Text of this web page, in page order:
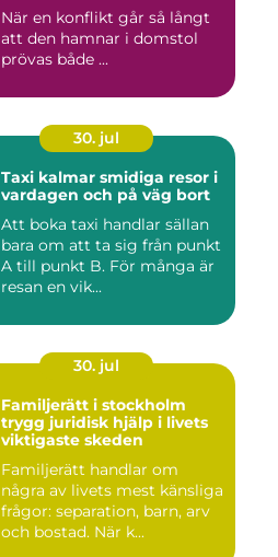
När en konflikt går så långt
att den hamnar i domstol
prövas både ...
30. jul
Taxi kalmar smidiga resor i
vardagen och på väg bort
Att boka taxi handlar sällan
bara om att ta sig från punkt
A till punkt B. För många är
resan en vik...
30. jul
Familjerätt i stockholm
trygg juridisk hjälp i livets
viktigaste skeden
Familjerätt handlar om
några av livets mest känsliga
frågor: separation, barn, arv
och bostad. När k...